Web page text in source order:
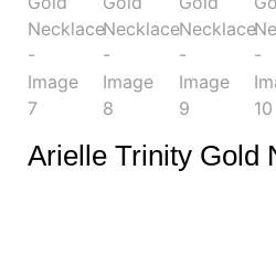
Arielle Trinity Gold